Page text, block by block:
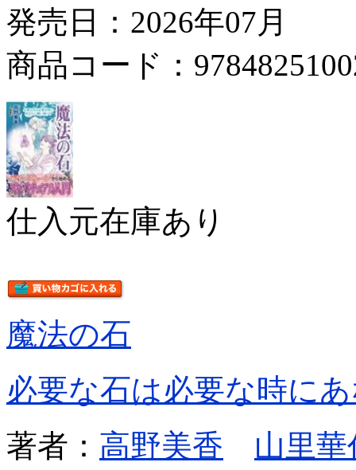
発売日：2026年07月
商品コード：
仕入元在庫あり
魔法の石
必要な石は必要な時に
著者： 高野美香
山里華